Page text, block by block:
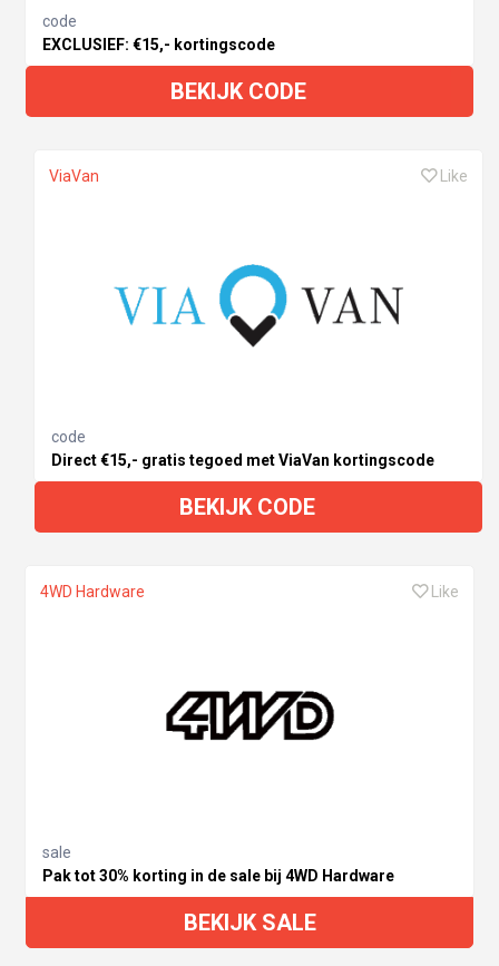
code
EXCLUSIEF: €15,- kortingscode
BEKIJK CODE
ViaVan Like
code
Direct €15,- gratis tegoed met ViaVan kortingscode
BEKIJK CODE
4WD Hardware Like
sale
Pak tot 30% korting in de sale bij 4WD Hardware
BEKIJK SALE